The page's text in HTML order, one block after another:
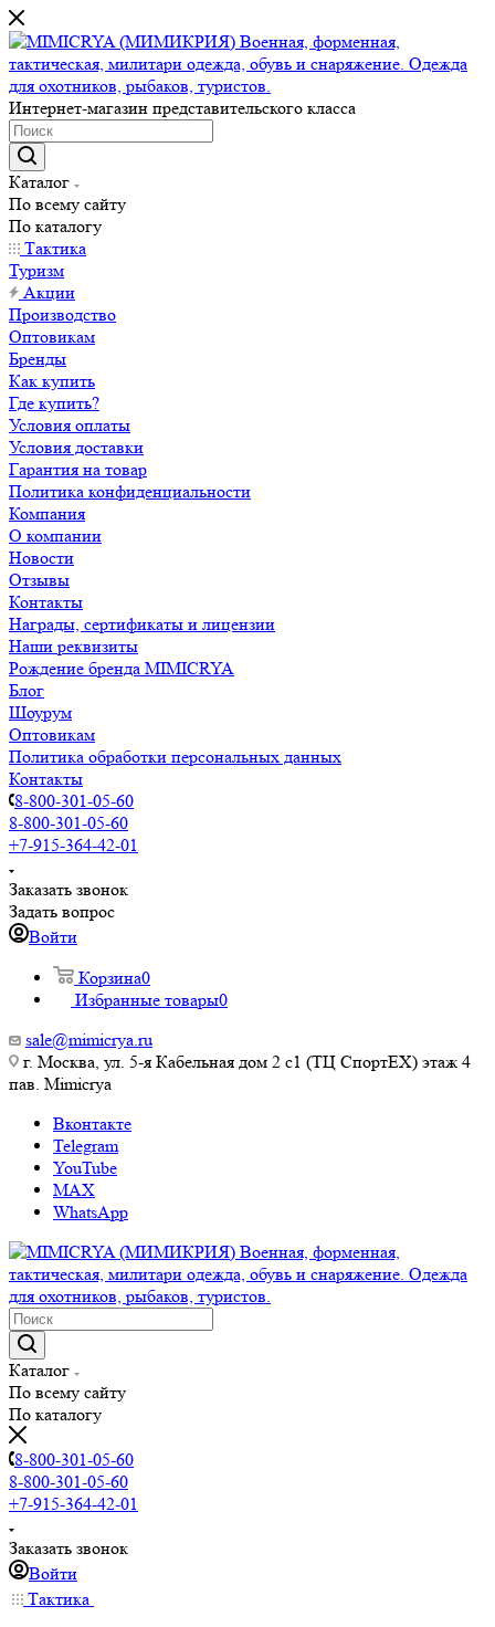
Интернет-магазин представительского класса
Каталог
По всему сайту
По каталогу
Тактика
Туризм
Акции
Производство
Оптовикам
Бренды
Как купить
Где купить?
Условия оплаты
Условия доставки
Гарантия на товар
Политика конфиденциальности
Компания
О компании
Новости
Отзывы
Контакты
Награды, сертификаты и лицензии
Наши реквизиты
Рождение бренда MIMICRYA
Блог
Шоурум
Оптовикам
Политика обработки персональных данных
Контакты
8-800-301-05-60
8-800-301-05-60
+7-915-364-42-01
Заказать звонок
Задать вопрос
Войти
Корзина0
Избранные товары0
sale@mimicrya.ru
г. Москва, ул. 5-я Кабельная дом 2 с1 (ТЦ СпортEX) этаж 4
пав. Mimicrya
Вконтакте
Telegram
YouTube
MAX
WhatsApp
Каталог
По всему сайту
По каталогу
8-800-301-05-60
8-800-301-05-60
+7-915-364-42-01
Заказать звонок
Войти
Тактика